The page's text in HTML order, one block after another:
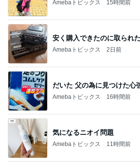
Amebaトピックス 15時間前
安く購入できたのに取られ
Amebaトピックス 2日前
だいた 父の為に見つけた心
Amebaトピックス 16時間前
気になるニオイ問題
Amebaトピックス 11時間前